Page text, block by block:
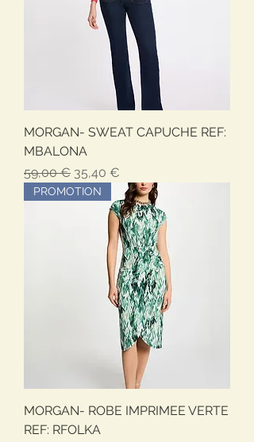
MORGAN- SWEAT CAPUCHE REF:
MBALONA
Обычная цена
59,00 € Цена со скидкой
35,40 €
PROMOTION
MORGAN- ROBE IMPRIMEE VERTE
REF: RFOLKA